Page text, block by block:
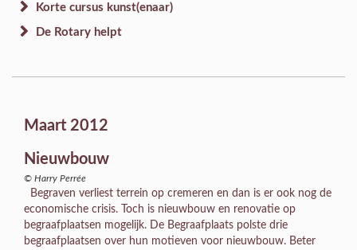
Korte cursus kunst(enaar)
De Rotary helpt
Maart 2012
Nieuwbouw
© Harry Perrée
Begraven verliest terrein op cremeren en dan is er ook nog de
economische crisis. Toch is nieuwbouw en renovatie op
begraafplaatsen mogelijk. De Begraafplaats polste drie
begraafplaatsen over hun motieven voor nieuwbouw. Beter